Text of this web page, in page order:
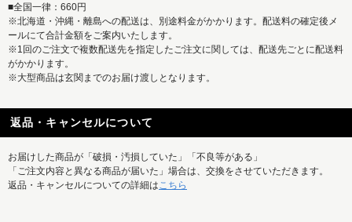
■全国一律：660円
※北海道・沖縄・離島への配送は、別途料金がかかります。配送料の確定後メ
ールにて合計金額をご案内いたします。
※1回のご注文で複数配送先を指定したご注文に関しては、配送先ごとに配送料
がかかります。
※大型商品は玄関までのお届け渡しとなります。
返品・キャンセルについて
お届けした商品が「破損・汚損していた」「不良等がある」
「ご注文内容と異なる商品が届いた」場合は、交換をさせていただきます。
返品・キャンセルについての詳細はこちら